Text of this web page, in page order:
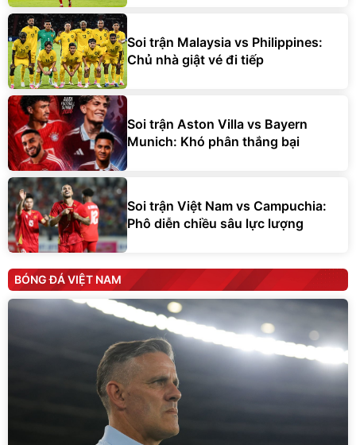
Soi trận Malaysia vs Philippines:
Chủ nhà giật vé đi tiếp
Soi trận Aston Villa vs Bayern
Munich: Khó phân thắng bại
Soi trận Việt Nam vs Campuchia:
Phô diễn chiều sâu lực lượng
BÓNG ĐÁ VIỆT NAM